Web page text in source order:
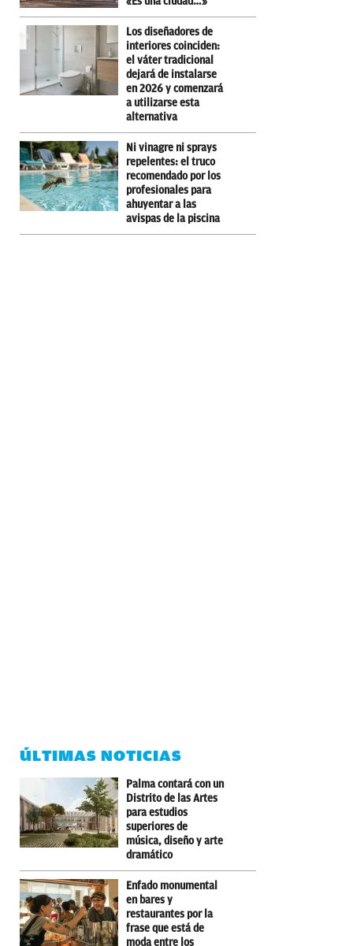
Los diseñadores de
interiores coinciden:
el váter tradicional
dejará de instalarse
en 2026 y comenzará
a utilizarse esta
alternativa
Ni vinagre ni sprays
repelentes: el truco
recomendado por los
profesionales para
ahuyentar a las
avispas de la piscina
ÚLTIMAS NOTICIAS
Palma contará con un
Distrito de las Artes
para estudios
superiores de
música, diseño y arte
dramático
Enfado monumental
en bares y
restaurantes por la
frase que está de
moda entre los